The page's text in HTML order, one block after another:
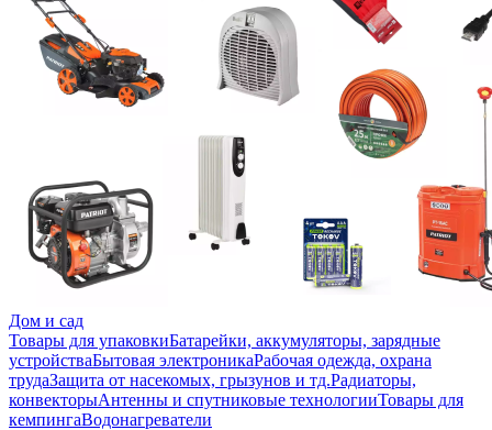
Дом и сад
Товары для упаковкиБатарейки, аккумуляторы, зарядные
устройстваБытовая электроникаРабочая одежда, охрана
трудаЗащита от насекомых, грызунов и тд.Радиаторы,
конвекторыАнтенны и спутниковые технологииТовары для
кемпингаВодонагреватели